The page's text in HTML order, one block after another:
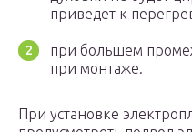
приведет к
при большем
при монтаже.
При установке